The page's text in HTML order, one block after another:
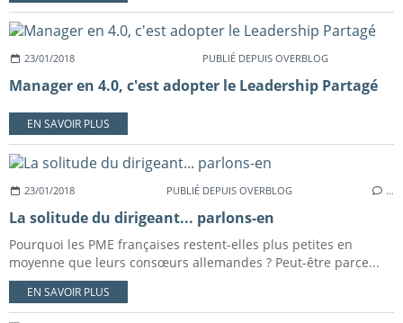
23/01/2018 PUBLIÉ DEPUIS OVERBLOG
Manager en 4.0, c'est adopter le Leadership Partagé
EN SAVOIR PLUS
23/01/2018 PUBLIÉ DEPUIS OVERBLOG …
La solitude du dirigeant... parlons-en
Pourquoi les PME françaises restent-elles plus petites en
moyenne que leurs consœurs allemandes ? Peut-être parce...
EN SAVOIR PLUS